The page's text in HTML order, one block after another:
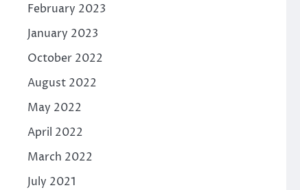
February 2023
January 2023
October 2022
August 2022
May 2022
April 2022
March 2022
July 2021